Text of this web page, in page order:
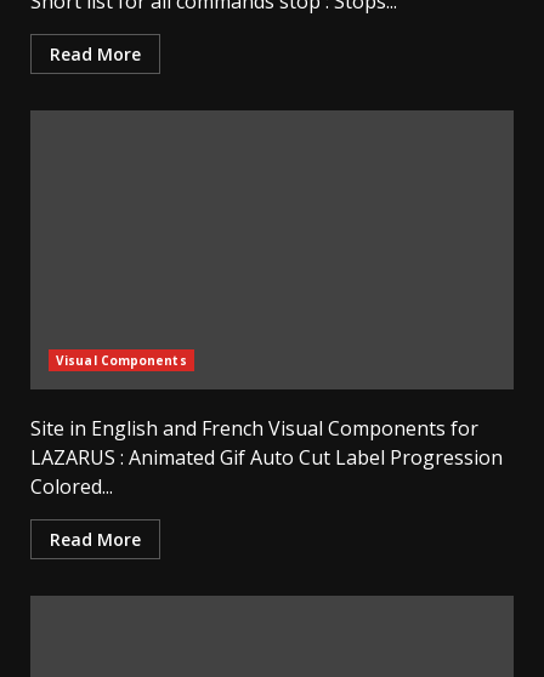
Read More
Visual Components
Site in English and French Visual Components for
LAZARUS : Animated Gif Auto Cut Label Progression
Colored...
Read More